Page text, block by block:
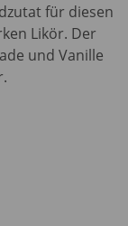
für diesen
Likör. Der
und Vanille